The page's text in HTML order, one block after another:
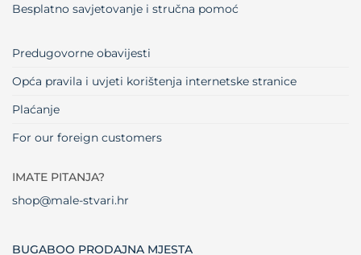
Besplatno savjetovanje i stručna pomoć
Predugovorne obavijesti
Opća pravila i uvjeti korištenja internetske stranice
Plaćanje
For our foreign customers
IMATE PITANJA?
shop@male-stvari.hr
BUGABOO PRODAJNA MJESTA